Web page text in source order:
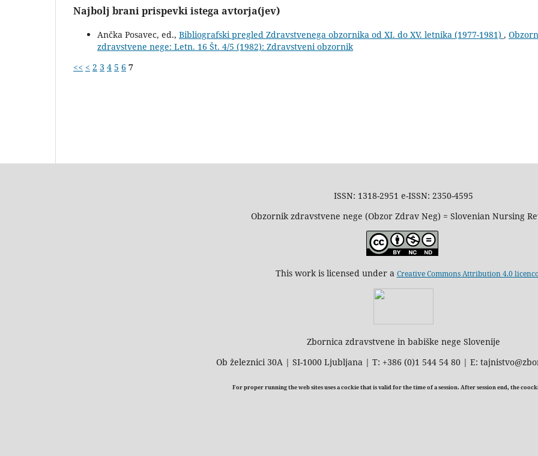
Najbolj brani prispevki istega avtorja(jev)
Ančka Posavec, ed., Bibliografski pregled Zdravstvenega obzornika od XI. do XV. letnika (1977-1981) ,
zdravstvene nege: Letn. 16 Št. 4/5 (1982): Zdravstveni obzornik
<< < 2 3 4 5 6 7
ISSN: 1318-2951 e-ISSN: 2350-4595
Obzornik zdravstvene nege (Obzor Zdrav Neg) = Slovenian Nursing
This work is licensed under a Creative Commons Attribution 4.0
Zbornica zdravstvene in babiške nege Slovenije
Ob železnici 30A | SI-1000 Ljubljana | T: +386 (0)1 544 54 80 | E:
For proper running the web sites uses a cockie that is valid for the time of a session. After session end, the